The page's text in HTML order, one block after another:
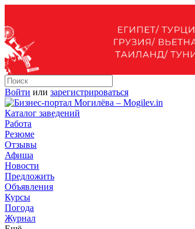
Войти или зарегистрироваться
Каталог заведений
Работа
Резюме
Отзывы
Афиша
Новости
Предложить
Объявления
Курсы
Погода
Журнал